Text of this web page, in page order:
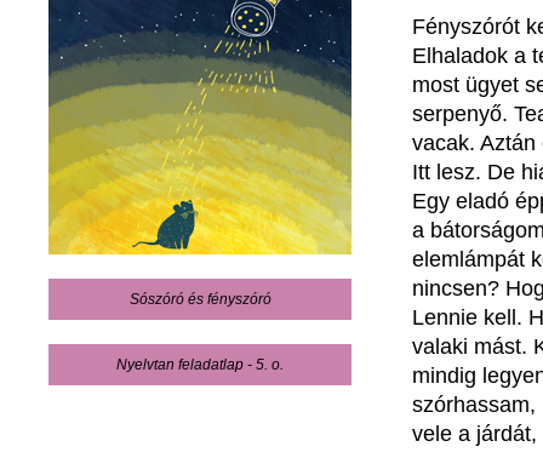
Sószóró és fényszóró
Nyelvtan feladatlap - 5. o.
Fényszórót
Elhaladok a
most ügyet
serpenyő.
vacak.
Itt lesz. De
Egy eladó
a
elemlámpát
nincsen?
Lennie kell.
valaki mást.
mindig
szórhassam,
vele a